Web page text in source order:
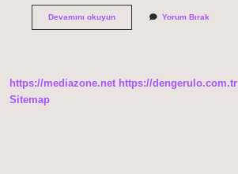
Devamını okuyunKonyada
Yorum Bırak
https://mediazone.net https://dengerulo.com.tr
Sitemap